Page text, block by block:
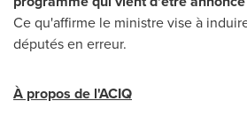
Ce qu'affirme le ministre vise à
députés en erreur.
À propos de l'ACIQ